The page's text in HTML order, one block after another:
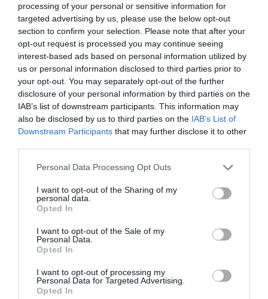
processing of your personal or sensitive information for
targeted advertising by us, please use the below opt-out
section to confirm your selection. Please note that after your
opt-out request is processed you may continue seeing
interest-based ads based on personal information utilized by
us or personal information disclosed to third parties prior to
your opt-out. You may separately opt-out of the further
disclosure of your personal information by third parties on the
IAB’s list of downstream participants. This information may
also be disclosed by us to third parties on the IAB’s List of
Downstream Participants that may further disclose it to other
Personal Data Processing Opt Outs
I want to opt-out of the Sharing of my
personal data.
Opted In
I want to opt-out of the Sale of my
Personal Data.
Opted In
I want to opt-out of processing my
Personal Data for Targeted Advertising.
Opted In
Índex2P
Real Madrid
Compartir
Imprimir
Publicidad
2Playbook Club